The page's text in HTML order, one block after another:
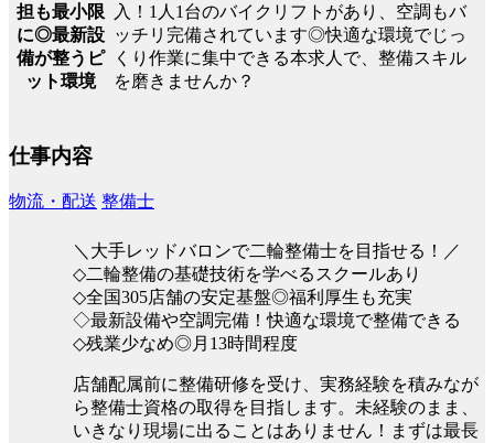
担も最小限
に◎最新設
備が整うピ
ット環境
入！1人1台のバイクリフトがあり、空調もバ
ッチリ完備されています◎快適な環境でじっ
くり作業に集中できる本求人で、整備スキル
を磨きませんか？
仕事内容
物流・配送 整備士
＼大手レッドバロンで二輪整備士を目指せる！／
◇二輪整備の基礎技術を学べるスクールあり
◇全国305店舗の安定基盤◎福利厚生も充実
◇最新設備や空調完備！快適な環境で整備できる
◇残業少なめ◎月13時間程度
店舗配属前に整備研修を受け、実務経験を積みなが
ら整備士資格の取得を目指します。未経験のまま、
いきなり現場に出ることはありません！まずは最長